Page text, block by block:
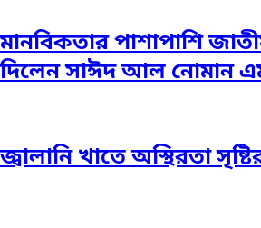
মানবিকতার পাশাপাশি
দিলেন সাঈদ আল নোমান
জ্বালানি খাতে অস্থিরতা